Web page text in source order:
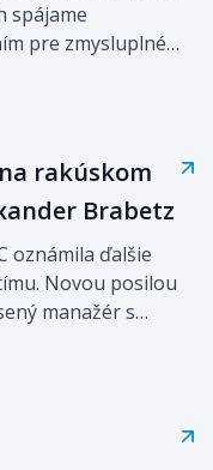
spájame
pre zmysluplné
náš príbeh.
rakúskom
Brabetz
oznámila ďalšie
Novou posilou
manažér s
na
dlhoročných
ako Vienna